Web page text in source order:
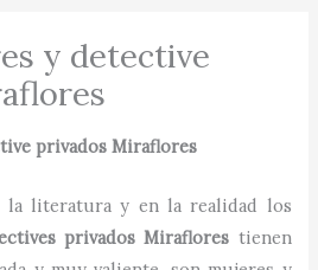
y detective
privados Miraflores
la literatura y en la realidad los
privados Miraflores tienen